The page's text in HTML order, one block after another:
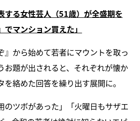
する女性芸人（51歳）が全盛期を
マンション買えた」
』から始めて若者にマウントを取っ
お題が出されると、それぞれが懐か
を絡めた回答を繰り出す展開に。
のツボがあった」「火曜日もサザエ